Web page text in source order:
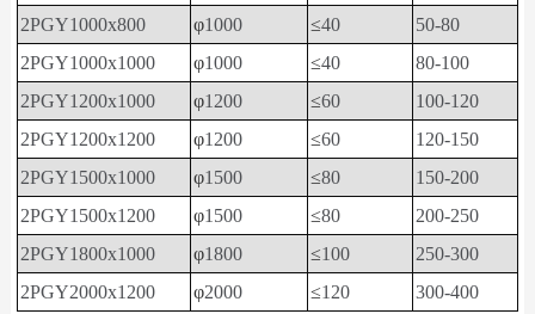
2PGY1000x800
φ1000 ≤40
50-80
2PGY1000x1000
φ1000 ≤40
80-100
2PGY1200x1000
φ1200 ≤60
100-120
2PGY1200x1200
φ1200 ≤60
120-150
2PGY1500x1000
φ1500 ≤80
150-200
2PGY1500x1200
φ1500 ≤80
200-250
2PGY1800x1000
φ1800 ≤100
250-300
2PGY2000x1200
φ2000 ≤120 300-400